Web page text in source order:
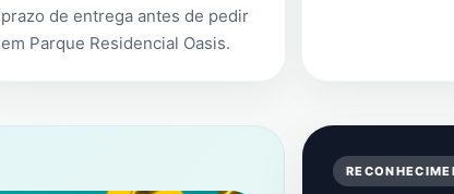
prazo de entrega antes de pedir
em Parque Residencial Oasis.